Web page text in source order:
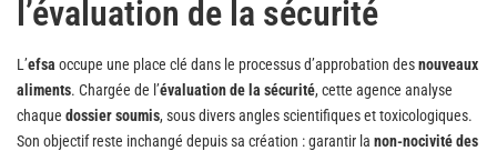
l’évaluation de la sécurité
L’efsa occupe une place clé dans le processus d’approbation desnouveaux
aliments. Chargée de l’évaluation de la sécurité, cette agence analyse
chaque dossier soumis, sous divers angles scientifiques et toxicologiques.
Son objectif reste inchangé depuis sa création : garantir la non-nocivité des